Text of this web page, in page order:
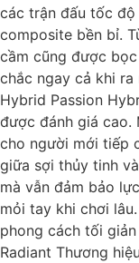
các trận đấu tốc độ
composite bền bỉ.
cầm cũng được
chắc ngay cả khi ra
Hybrid Passion
được đánh giá cao.
cho người mới tiếp
giữa sợi thủy tinh
mà vẫn đảm bảo
mỏi tay khi chơi
phong cách tối
Radiant Thương